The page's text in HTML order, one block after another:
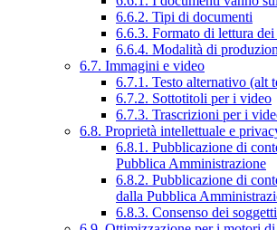
6.6.2. Tipi di documenti
6.6.3. Formato di lettura
6.6.4. Modalità di
6.7. Immagini e video
6.7.1. Testo alternativo (alt
6.7.2. Sottotitoli per i video
6.7.3. Trascrizioni per i
6.8. Proprietà intellettuale e
6.8.1. Pubblicazione di
Pubblica Amministrazione
6.8.2. Pubblicazione di
dalla Pubblica
6.8.3. Consenso dei